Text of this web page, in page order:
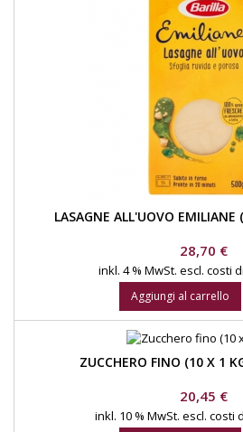
LASAGNE ALL'UOVO EMILIANE
Prezzo
28,70 €
inkl. 4 % MwSt. escl. costi
Aggiungi al carrello
ZUCCHERO FINO (10 X 1
Prezzo
20,45 €
inkl. 10 % MwSt. escl. costi